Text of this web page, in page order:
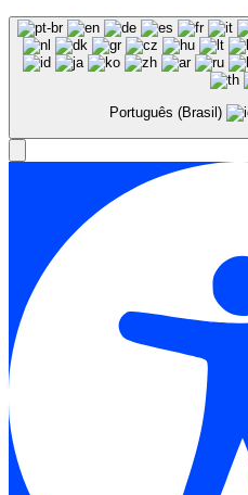
Português (Brasil)